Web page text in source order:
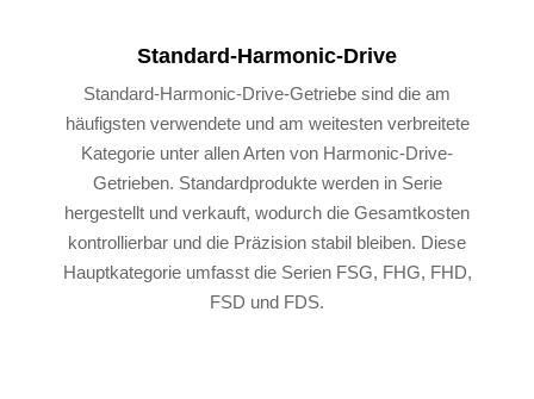
Standard-Harmonic-Drive
Standard-Harmonic-Drive-Getriebe sind die am
häufigsten verwendete und am weitesten verbreitete
Kategorie unter allen Arten von Harmonic-Drive-
Getrieben. Standardprodukte werden in Serie
hergestellt und verkauft, wodurch die Gesamtkosten
kontrollierbar und die Präzision stabil bleiben. Diese
Hauptkategorie umfasst die Serien FSG, FHG, FHD,
FSD und FDS.